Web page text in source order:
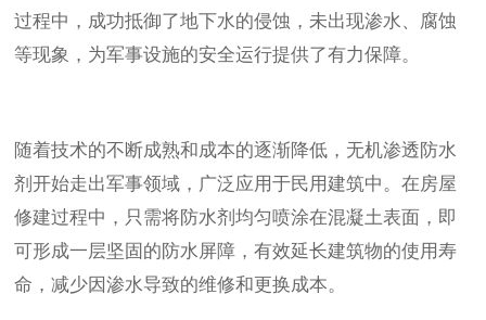
过程中，成功抵御了地下水的侵蚀，未出现渗水、腐蚀
等现象，为军事设施的安全运行提供了有力保障。
随着技术的不断成熟和成本的逐渐降低，无机渗透防水
剂开始走出军事领域，广泛应用于民用建筑中。在房屋
修建过程中，只需将防水剂均匀喷涂在混凝土表面，即
可形成一层坚固的防水屏障，有效延长建筑物的使用寿
命，减少因渗水导致的维修和更换成本。